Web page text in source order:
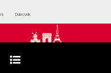
Dubrovnik